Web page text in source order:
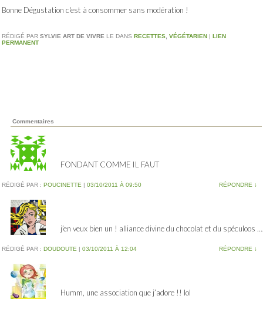
Bonne Dégustation c'est à consommer sans modération !
RÉDIGÉ PAR SYLVIE ART DE VIVRE LE DANS RECETTES, VÉGÉTARIEN | LIEN
PERMANENT
Commentaires
FONDANT COMME IL FAUT
RÉDIGÉ PAR : POUCINETTE | 03/10/2011 À 09:50 RÉPONDRE ↓
j’en veux bien un ! alliance divine du chocolat et du spéculoos
RÉDIGÉ PAR : DOUDOUTE | 03/10/2011 À 12:04 RÉPONDRE ↓
Humm, une association que j’adore !! lol